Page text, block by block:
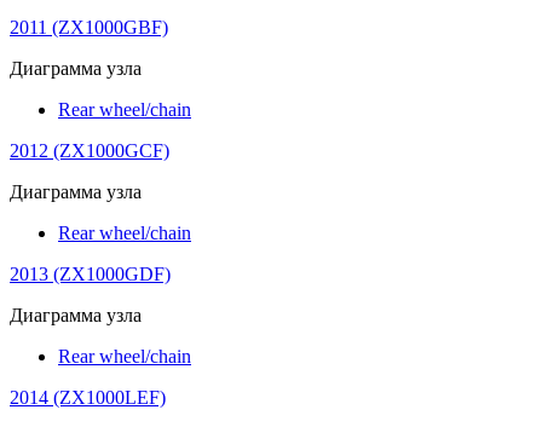
2011 (ZX1000GBF)
Диаграмма узла
Rear wheel/chain
2012 (ZX1000GCF)
Диаграмма узла
Rear wheel/chain
2013 (ZX1000GDF)
Диаграмма узла
Rear wheel/chain
2014 (ZX1000LEF)